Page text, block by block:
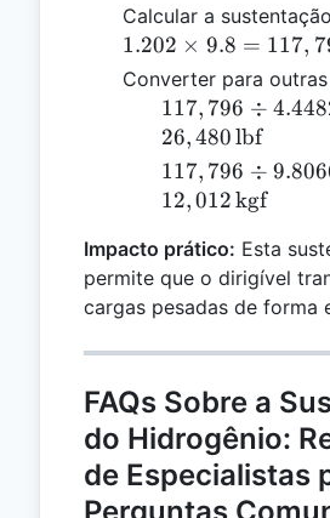
Calcular a
1.202 × 9.8 = 117,
Converter para
117,796
\div
4.44822
= 26,480
\text{lbf}
117, 796 ÷
26,480 lbf
117,796
\div
12,012 \,
\text{kgf}
117, 796 ÷
12,012 kgf
Impacto prático: Esta
permite que o dirigível
cargas pesadas de forma
FAQs Sobre a
do Hidrogênio:
de Especialistas